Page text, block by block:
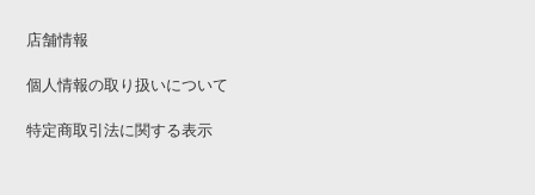
店舗情報
個人情報の取り扱いについて
特定商取引法に関する表示